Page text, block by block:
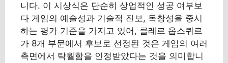
니다. 이 시상식은 단순히 상업적인 성공 여부보
다 게임의 예술성과 기술적 진보, 독창성을 중시
하는 평가 기준을 가지고 있어, 클레르 옵스퀴르
가 8개 부문에서 후보로 선정된 것은 게임의 여러
측면에서 탁월함을 인정받았다는 것을 의미합니